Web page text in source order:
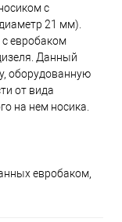
с
21 мм).
евробаком
Данный
оборудованную
от вида
на нем носика.
евробаком,